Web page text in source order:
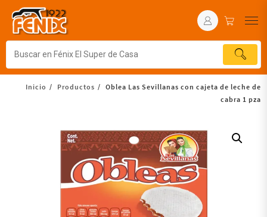
Inicio Productos
Oblea Las Sevillanas con cajeta de leche de
cabra 1 pza